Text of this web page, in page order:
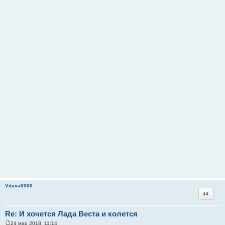
Vitaxa0000
Re: И хочется Лада Веста и колется
Цитата
24 мар 2018, 11:14